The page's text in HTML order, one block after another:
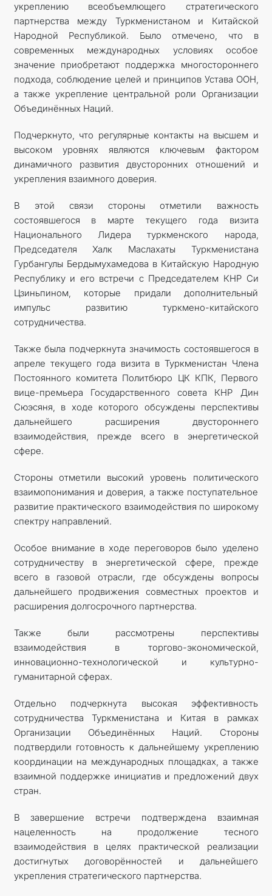
укреплению всеобъемлющего стратегического
партнерства между Туркменистаном и Китайской
Народной Республикой. Было отмечено, что в
современных международных условиях особое
значение приобретают поддержка многостороннего
подхода, соблюдение целей и принципов Устава ООН,
а также укрепление центральной роли Организации
Объединённых Наций.
Подчеркнуто, что регулярные контакты на высшем и
высоком уровнях являются ключевым фактором
динамичного развития двусторонних отношений и
укрепления взаимного доверия.
В этой связи стороны отметили важность
состоявшегося в марте текущего года визита
Национального Лидера туркменского народа,
Председателя Халк Маслахаты Туркменистана
Гурбангулы Бердымухамедова в Китайскую Народную
Республику и его встречи с Председателем КНР Си
Цзиньпином, которые придали дополнительный
импульс развитию туркмено-китайского
сотрудничества.
Также была подчеркнута значимость состоявшегося в
апреле текущего года визита в Туркменистан Члена
Постоянного комитета Политбюро ЦК КПК, Первого
вице-премьера Государственного совета КНР Дин
Сюэсяня, в ходе которого обсуждены перспективы
дальнейшего расширения двустороннего
взаимодействия, прежде всего в энергетической
сфере.
Стороны отметили высокий уровень политического
взаимопонимания и доверия, а также поступательное
развитие практического взаимодействия по широкому
спектру направлений.
Особое внимание в ходе переговоров было уделено
сотрудничеству в энергетической сфере, прежде
всего в газовой отрасли, где обсуждены вопросы
дальнейшего продвижения совместных проектов и
расширения долгосрочного партнерства.
Также были рассмотрены перспективы
взаимодействия в торгово-экономической,
инновационно-технологической и культурно-
гуманитарной сферах.
Отдельно подчеркнута высокая эффективность
сотрудничества Туркменистана и Китая в рамках
Организации Объединённых Наций. Стороны
подтвердили готовность к дальнейшему укреплению
координации на международных площадках, а также
взаимной поддержке инициатив и предложений двух
стран.
В завершение встречи подтверждена взаимная
нацеленность на продолжение тесного
взаимодействия в целях практической реализации
достигнутых договорённостей и дальнейшего
укрепления стратегического партнерства.